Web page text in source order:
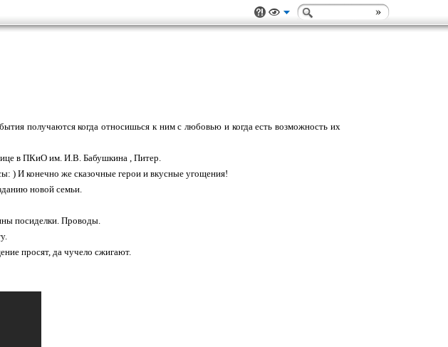
получаются когда относишься к ним с любовью и когда есть возможность их
в ПКиО им. И.В. Бабушкина , Питер.
) И конечно же сказочные герои и вкусные угощения!
новой семьи.
посиделки. Проводы.
просят, да чучело сжигают.